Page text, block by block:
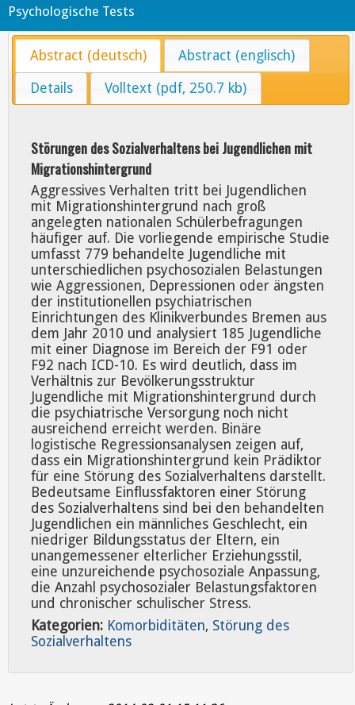
Psychologische Tests
Abstract (deutsch) Abstract (englisch)
Details Volltext (pdf, 250.7 kb)
Störungen des Sozialverhaltens bei Jugendlichen mit
Migrationshintergrund
Aggressives Verhalten tritt bei Jugendlichen
mit Migrationshintergrund nach groß
angelegten nationalen Schülerbefragungen
häufiger auf. Die vorliegende empirische Studie
umfasst 779 behandelte Jugendliche mit
unterschiedlichen psychosozialen Belastungen
wie Aggressionen, Depressionen oder ängsten
der institutionellen psychiatrischen
Einrichtungen des Klinikverbundes Bremen aus
dem Jahr 2010 und analysiert 185 Jugendliche
mit einer Diagnose im Bereich der F91 oder
F92 nach ICD-10. Es wird deutlich, dass im
Verhältnis zur Bevölkerungsstruktur
Jugendliche mit Migrationshintergrund durch
die psychiatrische Versorgung noch nicht
ausreichend erreicht werden. Binäre
logistische Regressionsanalysen zeigen auf,
dass ein Migrationshintergrund kein Prädiktor
für eine Störung des Sozialverhaltens darstellt.
Bedeutsame Einflussfaktoren einer Störung
des Sozialverhaltens sind bei den behandelten
Jugendlichen ein männliches Geschlecht, ein
niedriger Bildungsstatus der Eltern, ein
unangemessener elterlicher Erziehungsstil,
eine unzureichende psychosoziale Anpassung,
die Anzahl psychosozialer Belastungsfaktoren
und chronischer schulischer Stress.
Kategorien: Komorbiditäten, Störung des
Sozialverhaltens